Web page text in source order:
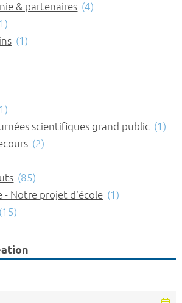
& partenaires (4)
(1)
scientifiques grand public (1)
(2)
(85)
- Notre projet d'école (1)
(15)